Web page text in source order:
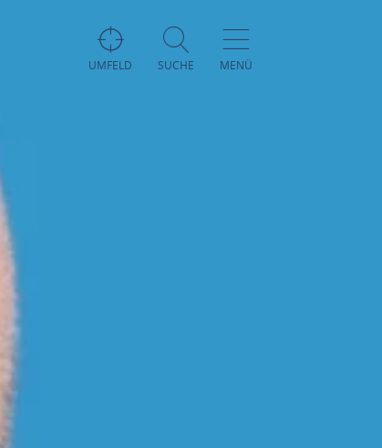
UMFELD SUCHE MENÜ